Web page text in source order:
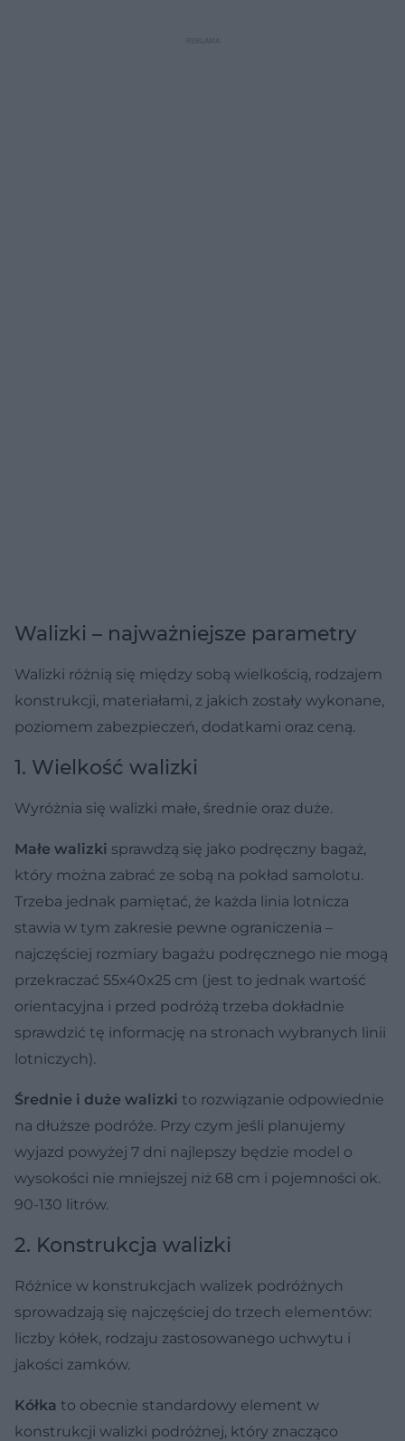
Walizki – najważniejsze parametry
Walizki różnią się między sobą wielkością, rodzajem
konstrukcji, materiałami, z jakich zostały wykonane,
poziomem zabezpieczeń, dodatkami oraz ceną.
1. Wielkość walizki
Wyróżnia się walizki małe, średnie oraz duże.
Małe walizki sprawdzą się jako podręczny bagaż,
który można zabrać ze sobą na pokład samolotu.
Trzeba jednak pamiętać, że każda linia lotnicza
stawia w tym zakresie pewne ograniczenia –
najczęściej rozmiary bagażu podręcznego nie mogą
przekraczać 55x40x25 cm (jest to jednak wartość
orientacyjna i przed podróżą trzeba dokładnie
sprawdzić tę informację na stronach wybranych linii
lotniczych).
Średnie i duże walizki to rozwiązanie odpowiednie
na dłuższe podróże. Przy czym jeśli planujemy
wyjazd powyżej 7 dni najlepszy będzie model o
wysokości nie mniejszej niż 68 cm i pojemności ok.
90-130 litrów.
2. Konstrukcja walizki
Różnice w konstrukcjach walizek podróżnych
sprowadzają się najczęściej do trzech elementów:
liczby kółek, rodzaju zastosowanego uchwytu i
jakości zamków.
Kółka to obecnie standardowy element w
konstrukcji walizki podróżnej, który znacząco